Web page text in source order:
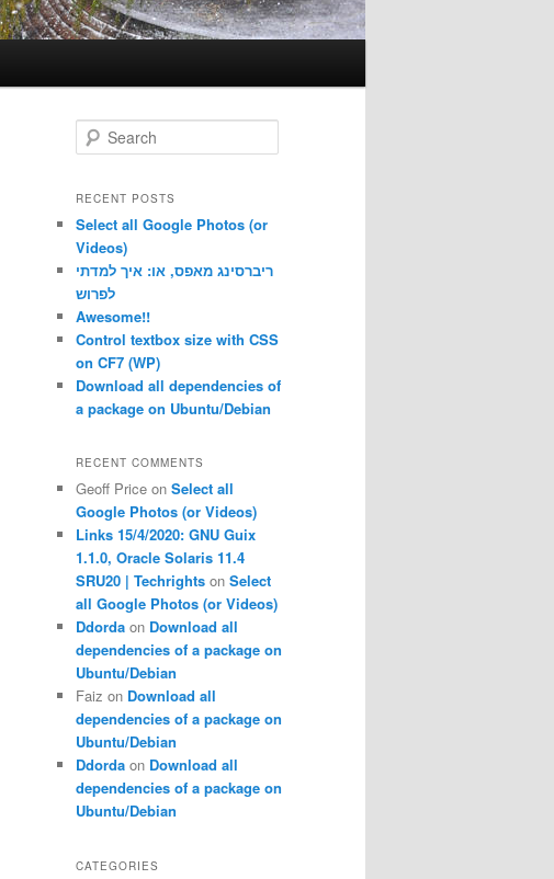
e
r
h
RECENT POSTS
Select all Google Photos (or
Videos)
ריברסינג מאפס, או: איך למדתי
לפרוש
Awesome!!
Control textbox size with CSS
on CF7 (WP)
Download all dependencies of
a package on Ubuntu/Debian
RECENT COMMENTS
Geoff Price on Select all
Google Photos (or Videos)
Links 15/4/2020: GNU Guix
1.1.0, Oracle Solaris 11.4
SRU20 | Techrights on Select
all Google Photos (or Videos)
Ddorda on Download all
dependencies of a package on
Ubuntu/Debian
Faiz on Download all
dependencies of a package on
Ubuntu/Debian
Ddorda on Download all
dependencies of a package on
Ubuntu/Debian
CATEGORIES